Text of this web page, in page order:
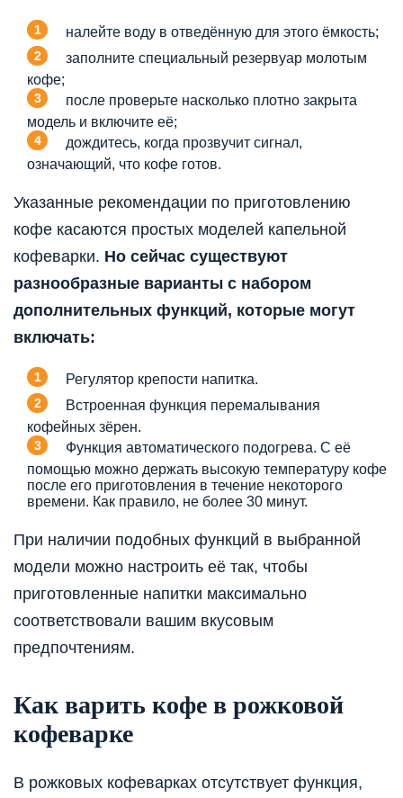
налейте воду в отведённую для этого ёмкость;
заполните специальный резервуар молотым
кофе;
после проверьте насколько плотно закрыта
модель и включите её;
дождитесь, когда прозвучит сигнал,
означающий, что кофе готов.
Указанные рекомендации по приготовлению
кофе касаются простых моделей капельной
кофеварки. Но сейчас существуют
разнообразные варианты с набором
дополнительных функций, которые могут
включать:
Регулятор крепости напитка.
Встроенная функция перемалывания
кофейных зёрен.
Функция автоматического подогрева. С её
помощью можно держать высокую температуру кофе
после его приготовления в течение некоторого
времени. Как правило, не более 30 минут.
При наличии подобных функций в выбранной
модели можно настроить её так, чтобы
приготовленные напитки максимально
соответствовали вашим вкусовым
предпочтениям.
Как варить кофе в рожковой
кофеварке
В рожковых кофеварках отсутствует функция,